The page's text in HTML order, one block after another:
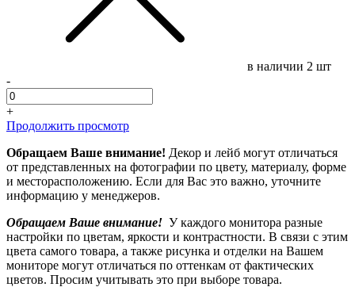
в наличии 2 шт
-
+
Продолжить просмотр
Обращаем Ваше внимание! Декор и лейб могут отличаться
от представленных на фотографии по цвету, материалу, форме
и месторасположению. Если для Вас это важно, уточните
информацию у менеджеров.
Обращаем Ваше внимание! У каждого монитора разные
настройки по цветам, яркости и контрастности. В связи с этим
цвета самого товара, а также рисунка и отделки на Вашем
мониторе могут отличаться по оттенкам от фактических
цветов. Просим учитывать это при выборе товара.